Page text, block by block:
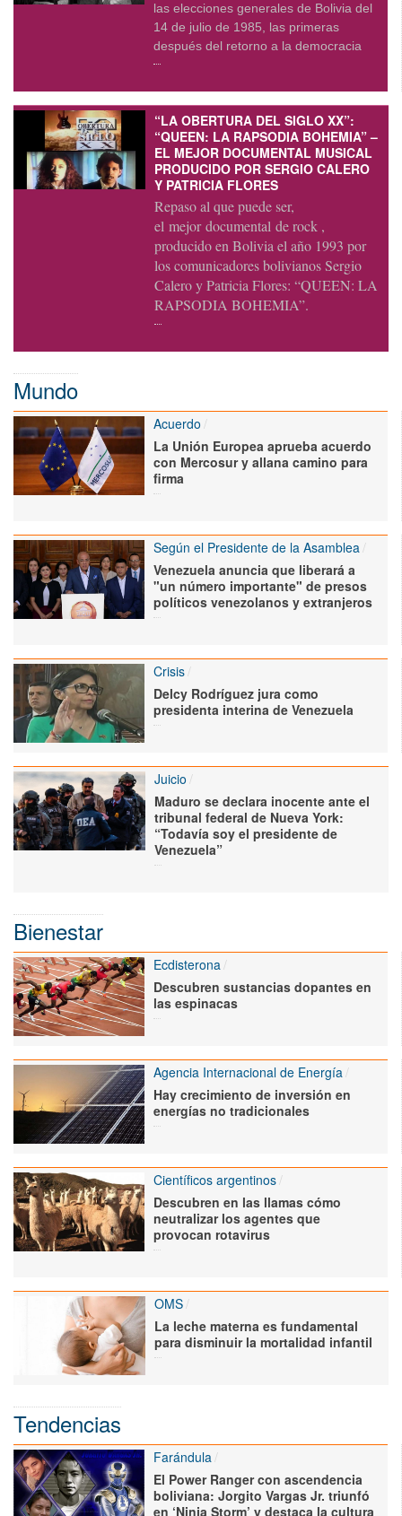
las elecciones generales de Bolivia del
14 de julio de 1985, las primeras
después del retorno a la democracia
“LA OBERTURA DEL SIGLO XX”:
“QUEEN: LA RAPSODIA BOHEMIA” –
EL MEJOR DOCUMENTAL MUSICAL
PRODUCIDO POR SERGIO CALERO
Y PATRICIA FLORES
Repaso al que puede ser,
el mejor documental de rock ,
producido en Bolivia el año 1993 por
los comunicadores bolivianos Sergio
Calero y Patricia Flores: “QUEEN: LA
RAPSODIA BOHEMIA”.
Mundo
Acuerdo
La Unión Europea aprueba acuerdo
con Mercosur y allana camino para
firma
Según el Presidente de la Asamblea
Venezuela anuncia que liberará a
"un número importante" de presos
políticos venezolanos y extranjeros
Crisis
Delcy Rodríguez jura como
presidenta interina de Venezuela
Juicio
Maduro se declara inocente ante el
tribunal federal de Nueva York:
“Todavía soy el presidente de
Venezuela”
Bienestar
Ecdisterona
Descubren sustancias dopantes en
las espinacas
Agencia Internacional de Energía
Hay crecimiento de inversión en
energías no tradicionales
Científicos argentinos
Descubren en las llamas cómo
neutralizar los agentes que
provocan rotavirus
OMS
La leche materna es fundamental
para disminuir la mortalidad infantil
Tendencias
Farándula
El Power Ranger con ascendencia
boliviana: Jorgito Vargas Jr. triunfó
en ‘Ninja Storm’ y destaca la cultura